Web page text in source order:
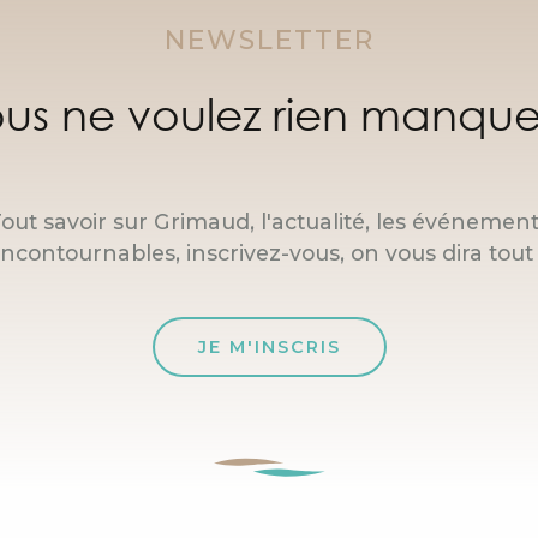
NEWSLETTER
ne voulez rien
savoir sur Grimaud, l'actualité, les
inscrivez-vous, on vous dira tout
JE M'INSCRIS